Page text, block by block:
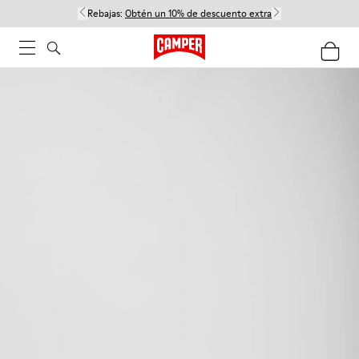
Rebajas: Obtén un 10% de descuento extra